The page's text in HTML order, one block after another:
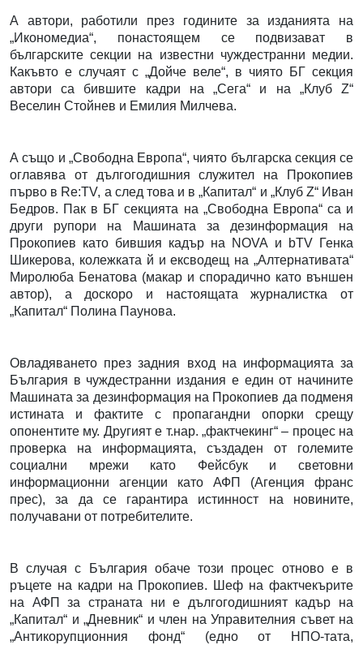
А автори, работили през годините за изданията на
„Икономедиа“, понастоящем се подвизават в
българските секции на известни чуждестранни медии.
Какъвто е случаят с „Дойче веле“, в чиято БГ секция
автори са бившите кадри на „Сега“ и на „Клуб Z“
Веселин Стойнев и Емилия Милчева.
А също и „Свободна Европа“, чиято българска секция се
оглавява от дългогодишния служител на Прокопиев
първо в Re:TV, а след това и в „Капитал“ и „Клуб Z“ Иван
Бедров. Пак в БГ секцията на „Свободна Европа“ са и
други рупори на Машината за дезинформация на
Прокопиев като бившия кадър на NOVA и bTV Генка
Шикерова, колежката й и ексводещ на „Алтернативата“
Миролюба Бенатова (макар и спорадично като външен
автор), а доскоро и настоящата журналистка от
„Капитал“ Полина Паунова.
Овладяването през задния вход на информацията за
България в чуждестранни издания е един от начините
Машината за дезинформация на Прокопиев да подменя
истината и фактите с пропагандни опорки срещу
опонентите му. Другият е т.нар. „фактчекинг“ – процес на
проверка на информацията, създаден от големите
социални мрежи като Фейсбук и световни
информационни агенции като АФП (Агенция франс
прес), за да се гарантира истинност на новините,
получавани от потребителите.
В случая с България обаче този процес отново е в
ръцете на кадри на Прокопиев. Шеф на фактчекърите
на АФП за страната ни е дългогодишният кадър на
„Капитал“ и „Дневник“ и член на Управителния съвет на
„Антикорупционния фонд“ (едно от НПО-тата,